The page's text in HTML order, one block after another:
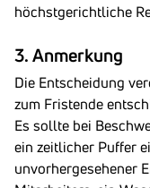
höchstgerichtliche
3. Anmerkung
Die Entscheidung
zum Fristende
Es sollte bei
ein zeitlicher Puffer
unvorhergesehener